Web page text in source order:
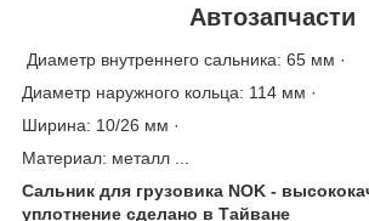
Автозапчасти
Диаметр внутреннего сальника: 65 мм ·
Диаметр наружного кольца: 114 мм ·
Ширина: 10/26 мм ·
Материал: металл ...
Сальник для грузовика NOK -
уплотнение сделано в Тайване